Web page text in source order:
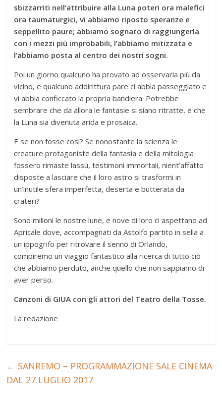
sbizzarriti nell’attribuire alla Luna poteri ora malefici
ora taumaturgici, vi abbiamo riposto speranze e
seppellito paure; abbiamo sognato di raggiungerla
con i mezzi più improbabili, l’abbiamo mitizzata e
l’abbiamo posta al centro dei nostri sogni.
Poi un giorno qualcuno ha provato ad osservarla più da
vicino, e qualcuno addirittura pare ci abbia passeggiato e
vi abbia conficcato la propria bandiera. Potrebbe
sembrare che da allora le fantasie si siano ritratte, e che
la Luna sia divenuta arida e prosaica.
E se non fosse così? Se nonostante la scienza le
creature protagoniste della fantasia e della mitologia
fossero rimaste lassù, testimoni immortali, nient’affatto
disposte a lasciare che il loro astro si trasformi in
un’inutile sfera imperfetta, deserta e butterata da
crateri?
Sono milioni le nostre lune, e nove di loro ci aspettano ad
Apricale dove, accompagnati da Astolfo partito in sella a
un ippogrifo per ritrovare il senno di Orlando,
compiremo un viaggio fantastico alla ricerca di tutto ciò
che abbiamo perduto, anche quello che non sappiamo di
aver perso.
Canzoni di GIUA con gli attori del Teatro della Tosse.
La redazione
← SANREMO – PROGRAMMAZIONE SALE CINEMA
DAL 27 LUGLIO 2017